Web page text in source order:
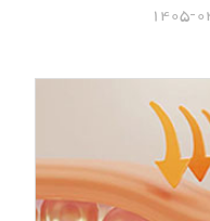
1405-